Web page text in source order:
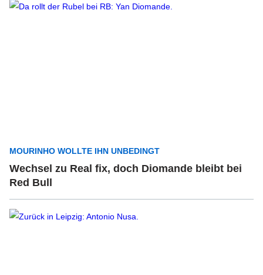
MOURINHO WOLLTE IHN UNBEDINGT
Wechsel zu Real fix, doch Diomande bleibt bei
Red Bull